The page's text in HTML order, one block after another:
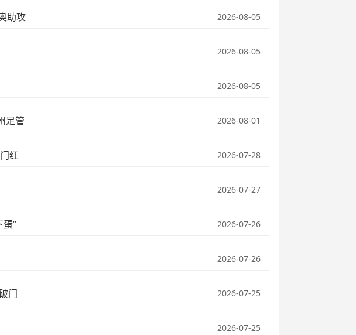
助攻 2026-08-05
2026-08-05
2026-08-05
足管 2026-08-01
红 2026-07-28
2026-07-27
” 2026-07-26
2026-07-26
门 2026-07-25
2026-07-25